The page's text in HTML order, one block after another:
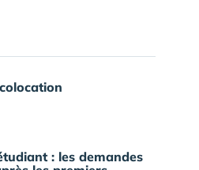
: les demandes